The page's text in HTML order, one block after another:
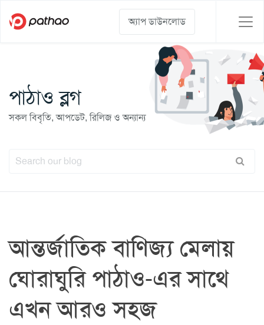
অ্যাপ ডাউনলোড
পাঠাও ব্লগ
সকল বিবৃতি, আপডেট, রিলিজ ও অন্যান্য
আন্তর্জাতিক বাণিজ্য মেলায়
ঘোরাঘুরি পাঠাও-এর সাথে
এখন আরও সহজ